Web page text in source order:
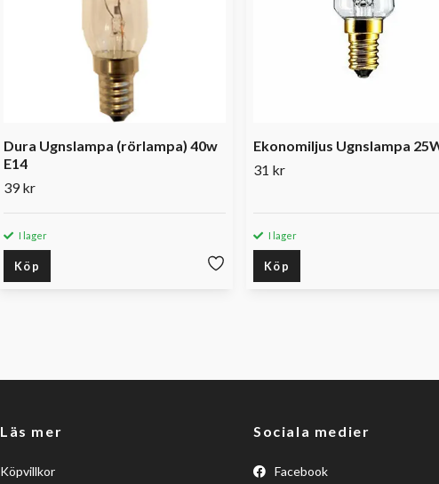
Dura Ugnslampa (rörlampa) 40w
E14
39 kr
I lager
Köp
Ekonomiljus Ugnslampa
31 kr
I lager
Köp
Läs mer
Köpvillkor
Sociala medier
Facebook